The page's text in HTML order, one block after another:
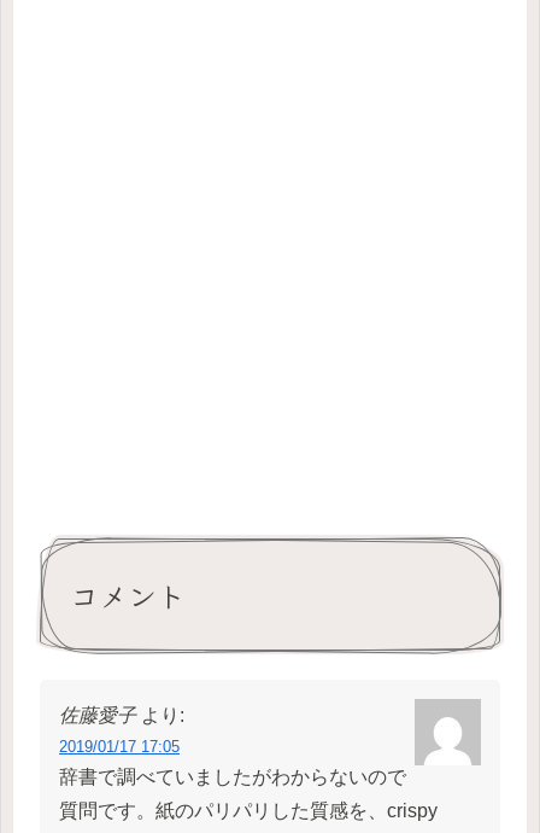
コメント
佐藤愛子 より:
2019/01/17 17:05
辞書で調べていましたがわからないので
質問です。紙のパリパリした質感を、crispy